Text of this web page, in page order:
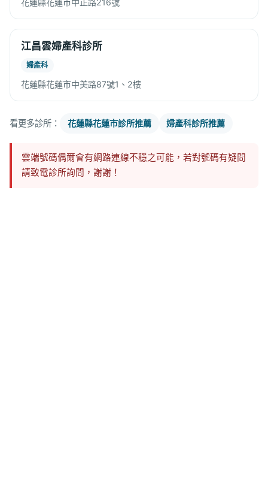
江昌雲婦產科診所
婦產科
花蓮縣花蓮市中美路87號1、2樓
看更多診所： 花蓮縣花蓮市診所推薦 婦產科診所推薦
雲端號碼偶爾會有網路連線不穩之可能，若對號碼有疑問
請致電診所詢問，謝謝！